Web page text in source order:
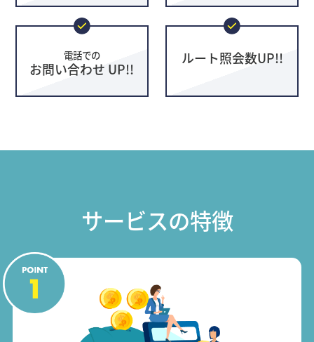
電話での
お問い合わせ UP!!
ルート照会数UP!!
サービスの特徴